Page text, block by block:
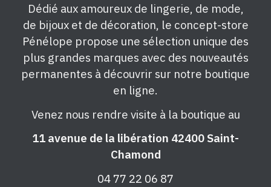
Dédié aux amoureux de lingerie, de mode,
de bijoux et de décoration, le concept-store
Pénélope propose une sélection unique des
plus grandes marques avec des nouveautés
permanentes à découvrir sur notre boutique
en ligne.
Venez nous rendre visite à la boutique au
11 avenue de la libération 42400 Saint-
Chamond
04 77 22 06 87